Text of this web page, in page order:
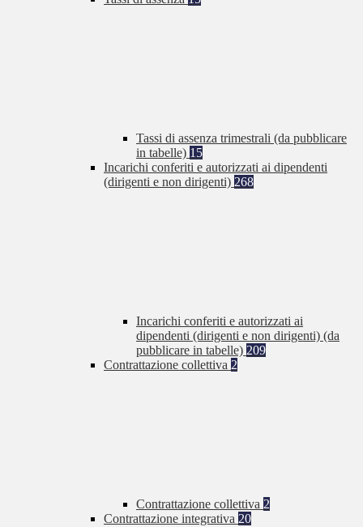
Tassi di assenza trimestrali (da pubblicare
in tabelle) 15
Incarichi conferiti e autorizzati ai dipendenti
(dirigenti e non dirigenti) 268
Incarichi conferiti e autorizzati ai
dipendenti (dirigenti e non dirigenti) (da
pubblicare in tabelle) 209
Contrattazione collettiva 2
Contrattazione collettiva 2
Contrattazione integrativa 20